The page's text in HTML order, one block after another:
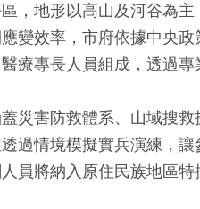
，地形以高山及河谷為主
變效率，市府依據中央
療專長人員組成，透過
災害防救體系、山域搜救
過情境模擬實兵演練，
員將納入原住民族地區特